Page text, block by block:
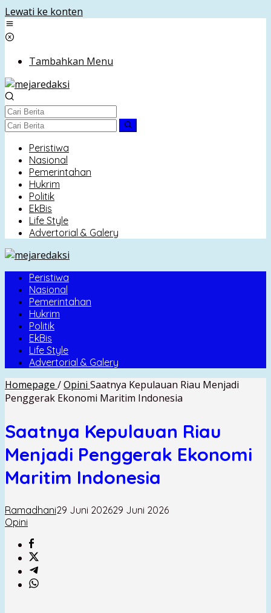
Lewati ke konten
Tambahkan Menu
Peristiwa
Nasional
Pemerintahan
Hukrim
Politik
EkBis
Life Style
Advertorial & Galery
Peristiwa
Nasional
Pemerintahan
Hukrim
Politik
EkBis
Life Style
Advertorial & Galery
Homepage /Opini Saatnya Kepulauan Riau Menjadi
Penggerak Ekonomi Maritim Indonesia
Saatnya Kepulauan Riau
Menjadi Penggerak Ekonomi
Maritim Indonesia
Ramadhani29 Juni 202629 Juni 2026
Opini